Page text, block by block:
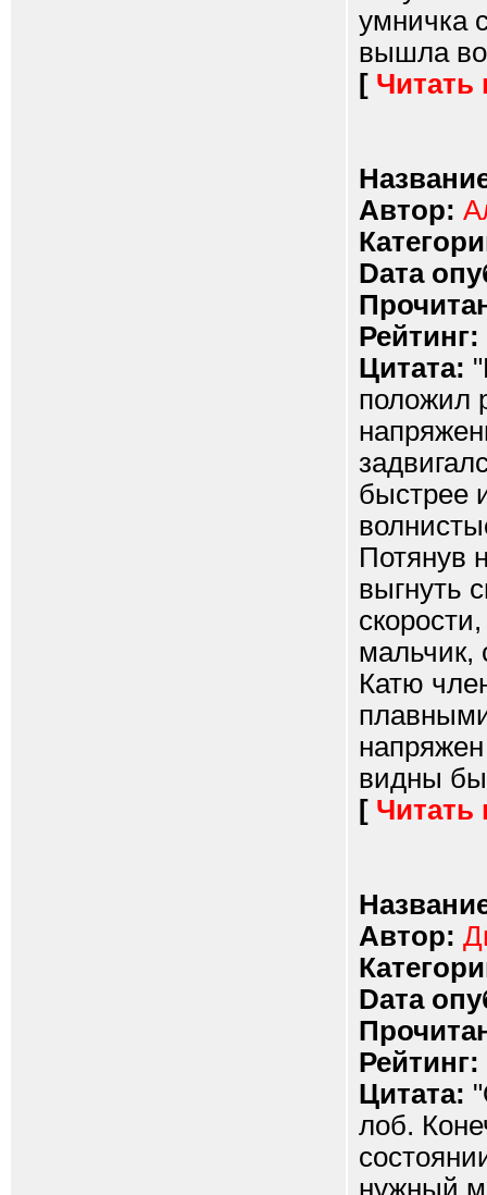
умничка
вышла
[ Читать
Автор:
Dата
Рейтинг:
Цитата:
положил
быстрее
Потянув
выгнуть
мальчик,
Катю
видны
[ Читать
Автор:
Dата
Рейтинг:
Цитата:
лоб.
нужный